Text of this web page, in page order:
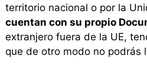
territorio nacional o por la
cuentan con su propio
extranjero fuera de la UE,
que de otro modo no podrás